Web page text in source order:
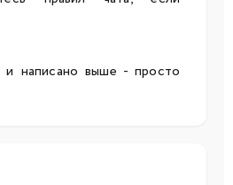
и написано выше - просто